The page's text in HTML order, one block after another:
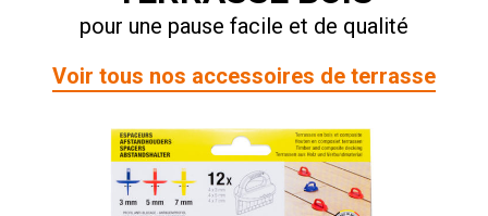
pour une pause facile et de qualité
Voir tous nos accessoires de terrasse